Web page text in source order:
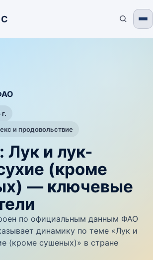
и продовольствие
Лук и лук-
(кроме
— ключевые
по официальным данным ФАО
динамику по теме «Лук и
(кроме сушеных)» в стране